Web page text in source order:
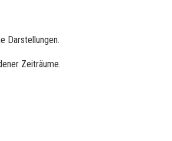
Darstellungen.
Zeiträume.